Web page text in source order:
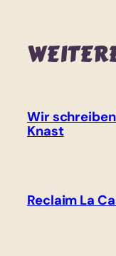
Wir
Knast
Reclaim La